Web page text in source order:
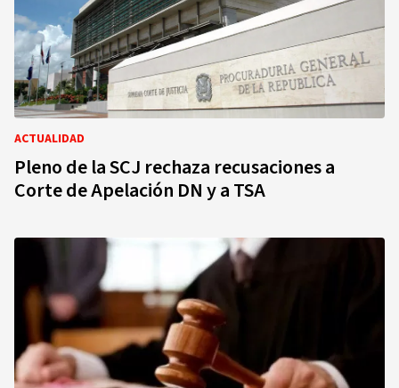
ACTUALIDAD
Pleno de la SCJ rechaza recusaciones a
Corte de Apelación DN y a TSA